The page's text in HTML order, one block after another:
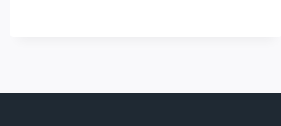
CRISTIANA